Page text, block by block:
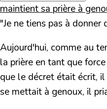
maintient sa prière à
"Je ne tiens pas à
Aujourd'hui, comme au
la prière en tant que
que le décret était écrit,
se mettait à genoux, il